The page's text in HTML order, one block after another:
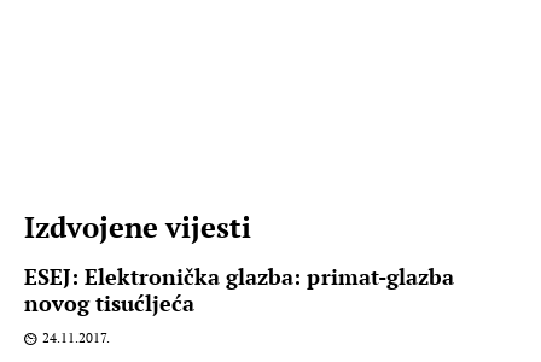
Izdvojene vijesti
ESEJ: Elektronička glazba: primat-glazba
novog tisućljeća
24.11.2017.